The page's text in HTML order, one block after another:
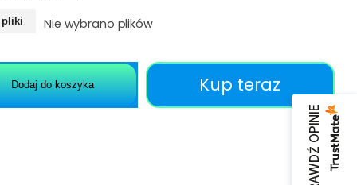
Nie wybrano plików
Dodaj do koszyka Kup teraz
SPRAWDŹ OPINIE